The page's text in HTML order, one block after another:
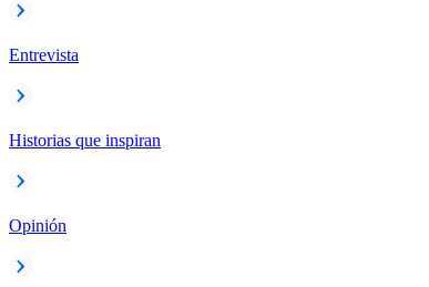
Entrevista
Historias que inspiran
Opinión